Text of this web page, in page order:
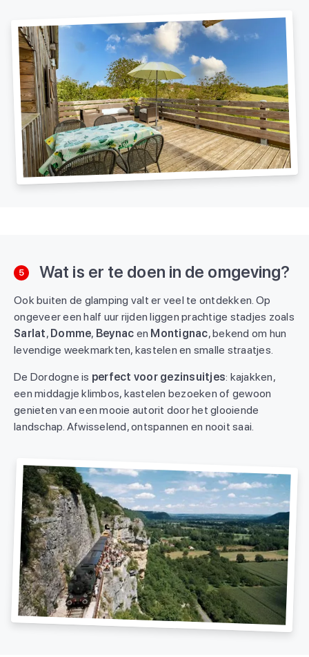
5 Wat is er te doen in de omgeving?
Ook buiten de glamping valt er veel te ontdekken. Op
ongeveer een half uur rijden liggen prachtige stadjes zoals
Sarlat, Domme, Beynac en Montignac, bekend om hun
levendige weekmarkten, kastelen en smalle straatjes.
De Dordogne is perfect voor gezinsuitjes: kajakken,
een middagje klimbos, kastelen bezoeken of gewoon
genieten van een mooie autorit door het glooiende
landschap. Afwisselend, ontspannen en nooit saai.